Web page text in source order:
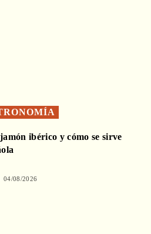
ibérico y cómo se sirve
04/08/2026